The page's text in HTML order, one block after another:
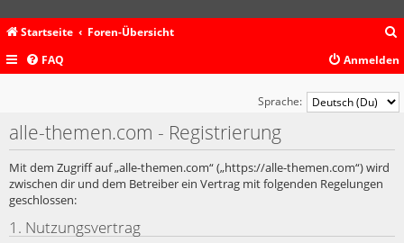
Startseite Foren-Übersicht
c
FAQ Anmelden
Sprache:
alle-themen.com - Registrierung
Mit dem Zugriff auf „alle-themen.com“ („https://alle-themen.com“) wird
zwischen dir und dem Betreiber ein Vertrag mit folgenden Regelungen
geschlossen:
1. Nutzungsvertrag